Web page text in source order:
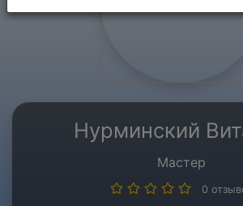
Нурминский
Мастер
0